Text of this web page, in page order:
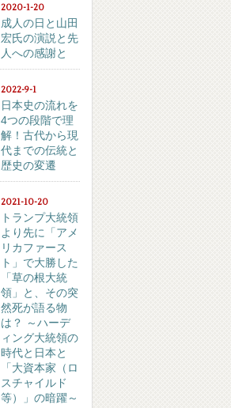
2020-1-20
成人の日と山田
宏氏の演説と先
人への感謝と
2022-9-1
日本史の流れを
4つの段階で理
解！古代から現
代までの伝統と
歴史の変遷
2021-10-20
トランプ大統領
より先に「アメ
リカファース
ト」で大勝した
「草の根大統
領」と、その突
然死が語る物
は？ ～ハーデ
ィング大統領の
時代と日本と
「大資本家（ロ
スチャイルド
等）」の暗躍～